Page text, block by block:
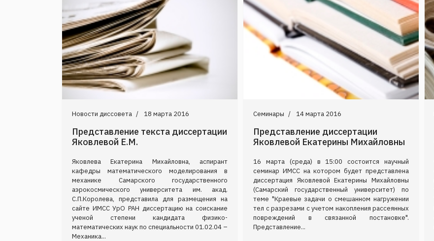
Новости диссовета 18 марта 2016
Представление текста диссертации
Яковлевой Е.М.
Яковлева Екатерина Михайловна, аспирант
кафедры математического моделирования в
механике Самарского государственного
аэрокосмического университета им. акад.
С.П.Королева, представила для размещения на
сайте ИМСС УрО РАН диссертацию на соискание
ученой степени кандидата физико-
математических наук по специальности 01.02.04 –
Механика...
Семинары 14 марта 2016
Представление диссертации
Яковлевой Екатерины Михайловны
16 марта (среда) в 15:00 состоится научный
семинар ИМСС на котором будет представлена
диссертация Яковлевой Екатерины Михайловны
(Самарский государственный университет) по
теме "Краевые задачи о смешанном нагружении
тел с разрезами с учетом накопления рассеянных
повреждений в связанной постановке".
Представление...